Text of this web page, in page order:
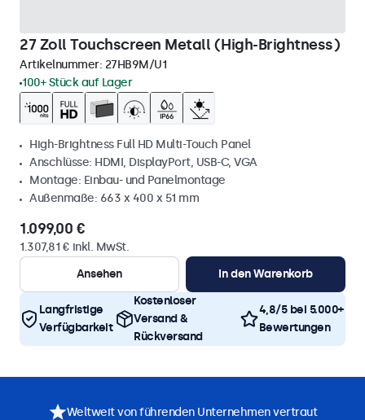
27 Zoll Touchscreen Metall (High-Brightness)
Artikelnummer: 27HB9M/U1
100+ Stück auf Lager
High-Brightness Full HD Multi-Touch Panel
Anschlüsse: HDMI, DisplayPort, USB-C, VGA
Montage: Einbau- und Panelmontage
Außenmaße: 663 x 400 x 51 mm
1.099,00 €
1.307,81 € inkl. MwSt.
Ansehen
In den Warenkorb
Langfristige
Verfügbarkeit
Kostenloser
Versand &
Rückversand
4,8/5 bei 5.000+
Bewertungen
Weltweit von führenden Unternehmen vertraut